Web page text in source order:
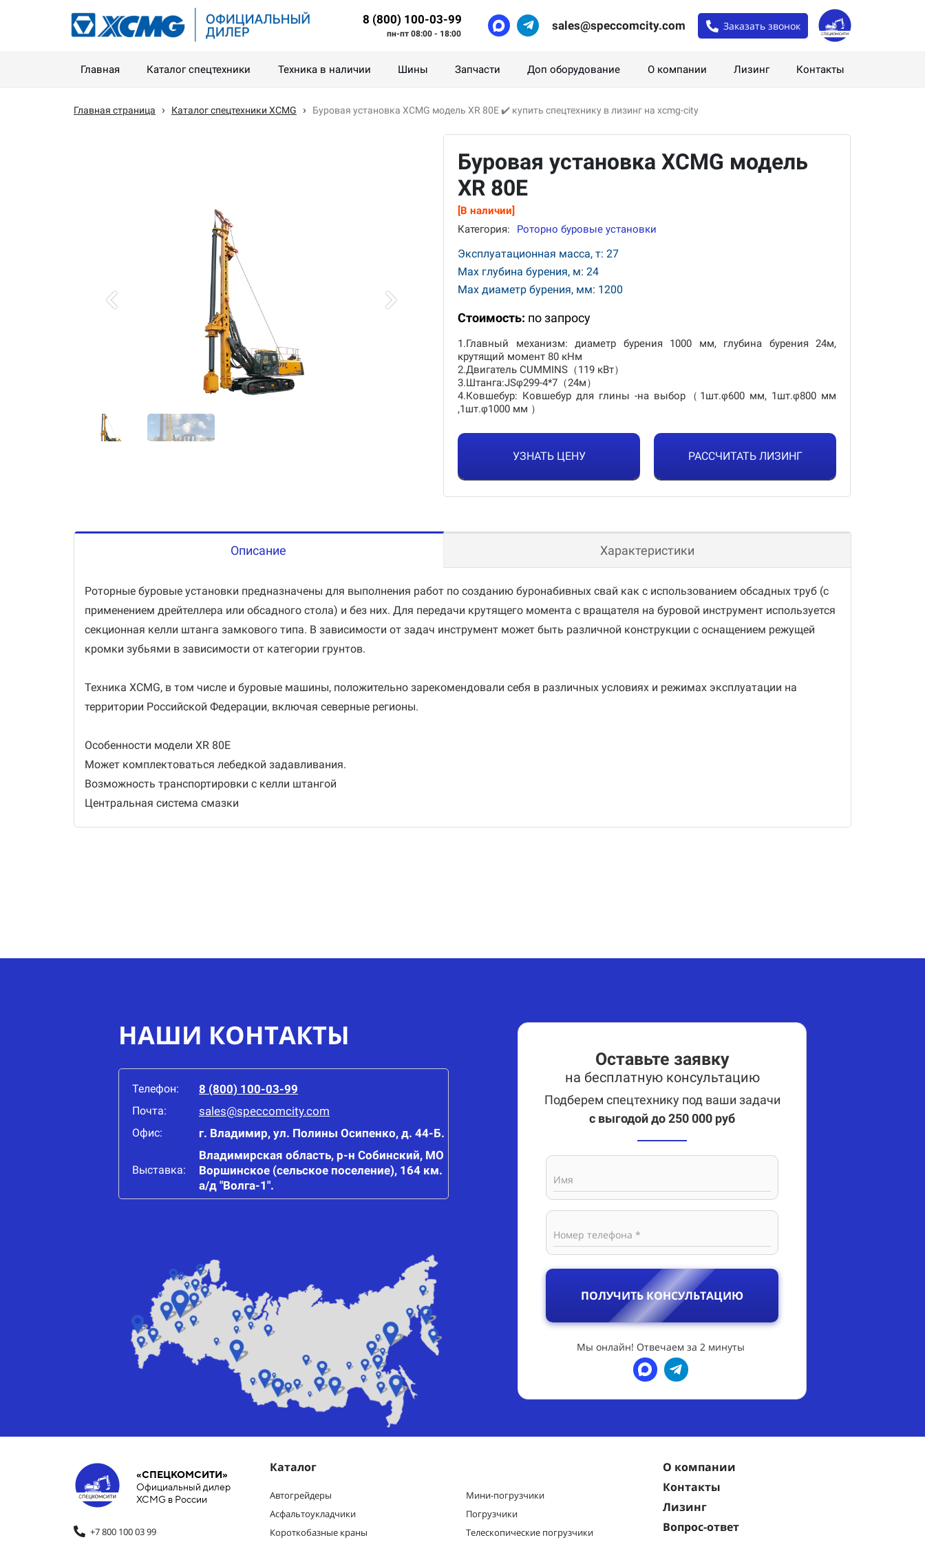
8 (800) 100-03-99
пн-пт 08:00 - 18:00
sales@speccomcity.com Заказать звонок
Главная Каталог спецтехники Техника в наличии Шины Запчасти Доп оборудование О компании Лизинг Контакты
Главная страница › Каталог спецтехники XCMG › Буровая установка XCMG модель XR 80E ✔️ купить спецтехнику в лизинг на xcmg-city
Буровая установка XCMG модель
XR 80E
[В наличии]
Категория:
Роторно буровые установки
Эксплуатационная масса, т: 27
Max глубина бурения, м: 24
Max диаметр бурения, мм: 1200
Стоимость: по запросу
1.Главный механизм: диаметр бурения 1000 мм, глубина бурения 24м,
крутящий момент 80 кНм
2.Двигатель CUMMINS（119 кВт）
3.Штанга:JSφ299-4*7（24м）
4.Ковшебур: Ковшебур для глины -на выбор（1шт.φ600 мм, 1шт.φ800 мм
,1шт.φ1000 мм ）
УЗНАТЬ ЦЕНУ РАССЧИТАТЬ ЛИЗИНГ
Описание Характеристики
Роторные буровые установки предназначены для выполнения работ по созданию буронабивных свай как с использованием обсадных труб (с
применением дрейтеллера или обсадного стола) и без них. Для передачи крутящего момента с вращателя на буровой инструмент используется
секционная келли штанга замкового типа. В зависимости от задач инструмент может быть различной конструкции с оснащением режущей
кромки зубьями в зависимости от категории грунтов.
Техника XCMG, в том числе и буровые машины, положительно зарекомендовали себя в различных условиях и режимах эксплуатации на
территории Российской Федерации, включая северные регионы.
Особенности модели XR 80E
Может комплектоваться лебедкой задавливания.
Возможность транспортировки с келли штангой
Центральная система смазки
НАШИ КОНТАКТЫ
Оставьте заявку
на бесплатную консультацию
Подберем спецтехнику под ваши задачи
с выгодой до 250 000 руб
Имя
Номер телефона *
ПОЛУЧИТЬ КОНСУЛЬТАЦИЮ
Мы онлайн! Отвечаем за 2 минуты
Телефон: 8 (800) 100-03-99
Почта: sales@speccomcity.com
Офис: г. Владимир, ул. Полины Осипенко, д. 44-Б.
Выставка:
Владимирская область, р-н Собинский, МО
Воршинское (сельское поселение), 164 км.
а/д "Волга-1".
«СПЕЦКОМСИТИ»
Официальный дилер
XCMG в России
+7 800 100 03 99
Каталог
Автогрейдеры
Асфальтоукладчики
Короткобазные краны
Мини-погрузчики
Погрузчики
Телескопические погрузчики
О компании
Контакты
Лизинг
Вопрос-ответ